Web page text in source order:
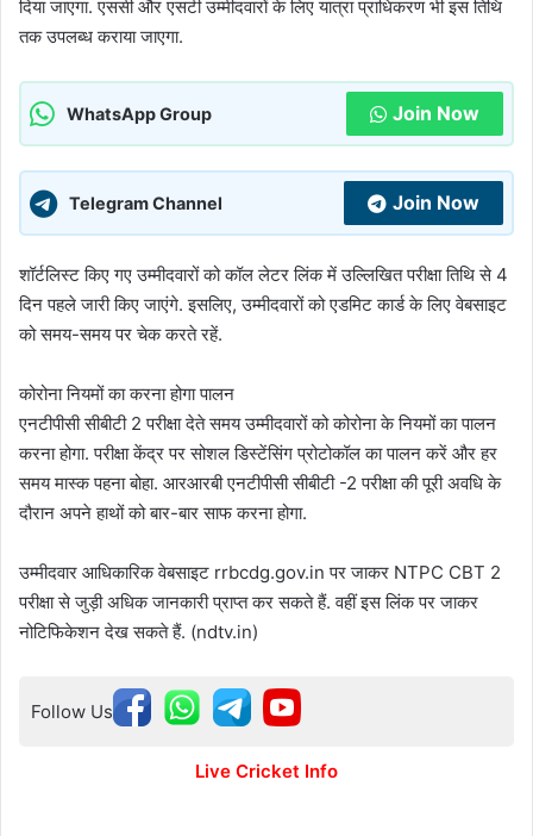
दिया जाएगा. एससी और एसटी उम्मीदवारों के लिए यात्रा प्राधिकरण भी इस तिथि
तक उपलब्ध कराया जाएगा.
WhatsApp Group Join Now
Telegram Channel Join Now
शॉर्टलिस्ट किए गए उम्मीदवारों को कॉल लेटर लिंक में उल्लिखित परीक्षा तिथि से 4
दिन पहले जारी किए जाएंगे. इसलिए, उम्मीदवारों को एडमिट कार्ड के लिए वेबसाइट
को समय-समय पर चेक करते रहें.
कोरोना नियमों का करना होगा पालन
एनटीपीसी सीबीटी 2 परीक्षा देते समय उम्मीदवारों को कोरोना के नियमों का पालन
करना होगा. परीक्षा केंद्र पर सोशल डिस्टेंसिंग प्रोटोकॉल का पालन करें और हर
समय मास्क पहना बोहा. आरआरबी एनटीपीसी सीबीटी -2 परीक्षा की पूरी अवधि के
दौरान अपने हाथों को बार-बार साफ करना होगा.
उम्मीदवार आधिकारिक वेबसाइट rrbcdg.gov.in पर जाकर NTPC CBT 2
परीक्षा से जुड़ी अधिक जानकारी प्राप्त कर सकते हैं. वहीं इस लिंक पर जाकर
नोटिफिकेशन देख सकते हैं. (ndtv.in)
Follow Us
Live Cricket Info